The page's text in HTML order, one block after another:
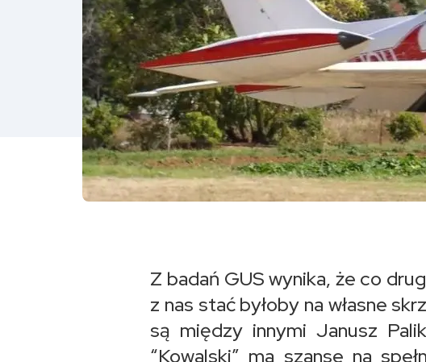
Z badań GUS wynika, że co
z nas stać byłoby na własne
są między innymi Janusz
“Kowalski” ma szanse na